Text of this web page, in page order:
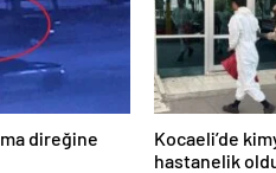
direğine
Kocaeli’de
hastanelik